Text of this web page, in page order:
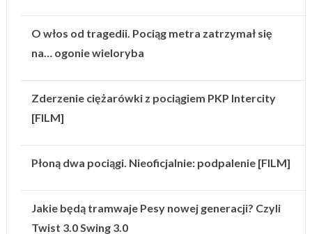
O włos od tragedii. Pociąg metra zatrzymał się
na… ogonie wieloryba
Zderzenie ciężarówki z pociągiem PKP Intercity
[FILM]
Płoną dwa pociągi. Nieoficjalnie: podpalenie [FILM]
Jakie będą tramwaje Pesy nowej generacji? Czyli
Twist 3.0 Swing 3.0